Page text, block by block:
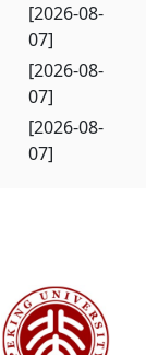
[2026-08-
07]
[2026-08-
07]
[2026-08-
07]